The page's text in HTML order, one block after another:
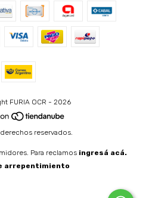
FURIA OCR - 2026
reservados.
Para reclamos ingresá acá.
arrepentimiento